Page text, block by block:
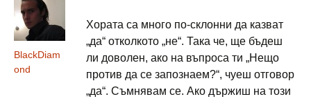
BlackDiam
ond
Хората са много по-склонни да казват
„да“ отколкото „не“. Така че, ще бъдеш
ли доволен, ако на въпроса ти „Нещо
против да се запознаем?“, чуеш отговор
„да“. Съмнявам се. Ако държиш на този